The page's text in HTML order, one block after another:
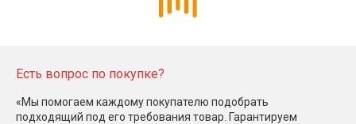
Есть вопрос по покупке?
«Мы помогаем каждому покупателю подобрать
подходящий под его требования товар. Гарантируем